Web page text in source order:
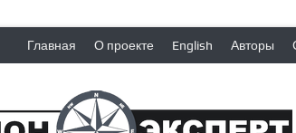
Главная О проекте English Авторы